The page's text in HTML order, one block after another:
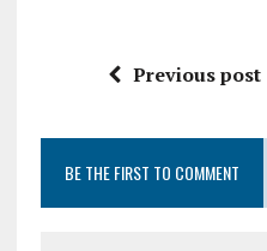
Previous post
BE THE FIRST TO COMMENT